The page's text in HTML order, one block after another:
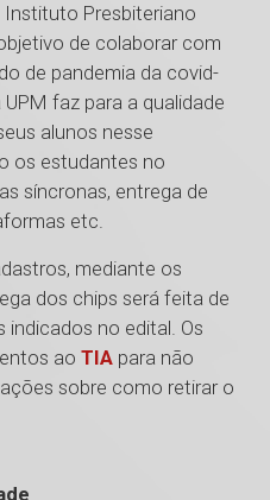
Instituto Presbiteriano
de colaborar com
de pandemia da covid-
faz para a qualidade
alunos nesse
os estudantes no
síncronas, entrega de
etc.
mediante os
dos chips será feita de
no edital. Os
ao TIA para não
sobre como retirar o